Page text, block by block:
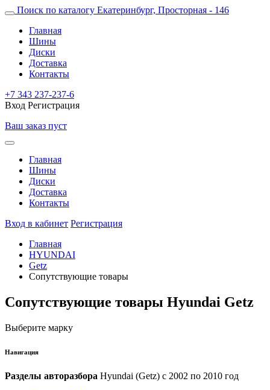
Поиск по каталогу Екатеринбург, Просторная - 146
Главная
Шины
Диски
Доставка
Контакты
+7 343 237-237-6
Вход Регистрация
Ваш заказ пуст
Главная
Шины
Диски
Доставка
Контакты
Вход в кабинет Регистрация
Главная
HYUNDAI
Getz
Сопутствующие товары
Сопутствующие товары Hyundai Getz
Выберите марку
Навигация
Разделы авторазбора Hyundai (Getz) с 2002 по 2010 год